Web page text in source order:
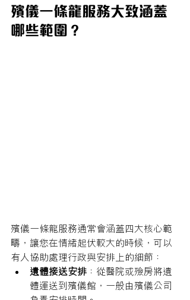
殯儀一條龍服務大致涵蓋
哪些範圍？
殯儀一條龍服務通常會涵蓋四大核心範
疇，讓您在情緒起伏較大的時候，可以
有人協助處理行政與安排上的細節：
遺體接送安排 ：從醫院或殮房將遺
體運送到殯儀館，一般由殯儀公司